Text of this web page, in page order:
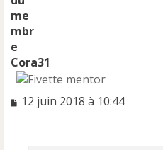
Cora31
M12 juin 2018 à 10:44